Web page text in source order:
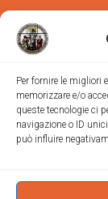
Per fornire le migliori
memorizzare e/o
queste tecnologie ci
navigazione o ID
può influire
via